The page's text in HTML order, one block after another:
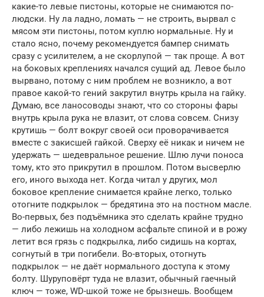
какие-то левые пистоны, которые не снимаются по-
людски. Ну ла ладно, ломать — не строить, вырвал с
мясом эти пистоны, потом куплю нормальные. Ну и
стало ясно, почему рекомендуется бампер снимать
сразу с усилителем, а не скорлупой — так проще. А вот
на боковых креплениях начался сущий ад. Левое было
вырвано, потому с ним проблем не возникло, а вот
правое какой-то гений закрутил внутрь крыла на гайку.
Думаю, все ланосоводы знают, что со стороны фары
внутрь крыла рука не влазит, от слова совсем. Снизу
крутишь — болт вокруг своей оси проворачивается
вместе с закисшей гайкой. Сверху её никак и ничем не
удержать — шедевральное решение. Шлю лучи поноса
тому, кто это прикрутил в прошлом. Потом высверлю
его, иного выхода нет. Когда читал у других, мол
боковое крепление снимается крайне легко, только
отогните подкрылок — бредятина это на постном масле.
Во-первых, без подъёмника это сделать крайне трудно
— либо лежишь на холодном асфальте спиной и в рожу
летит вся грязь с подкрылка, либо сидишь на кортах,
согнутый в три погибели. Во-вторых, отогнуть
подкрылок — не даёт нормального доступа к этому
болту. Шуруповёрт туда не влазит, обычный гаечный
ключ — тоже, WD-шкой тоже не брызнешь. Вообщем